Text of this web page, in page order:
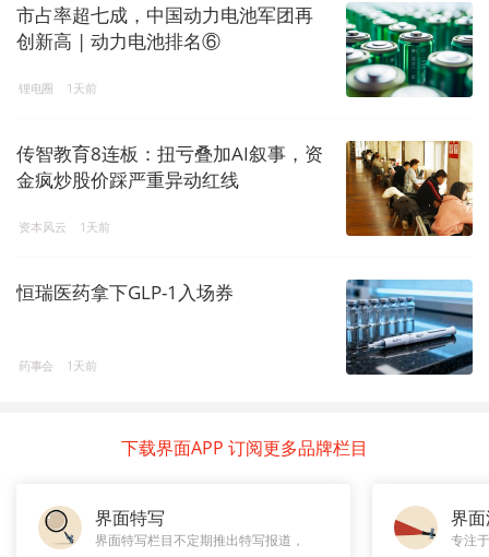
市占率超七成，中国动力电池军团再
创新高 | 动力电池排名⑥
锂电圈 1天前
传智教育8连板：扭亏叠加AI叙事，资
金疯炒股价踩严重异动红线
资本风云 1天前
恒瑞医药拿下GLP-1入场券
药事会 1天前
下载界面APP 订阅更多品牌栏目
界面特写
界面特写栏目不定期推出特写报道，
界
专注